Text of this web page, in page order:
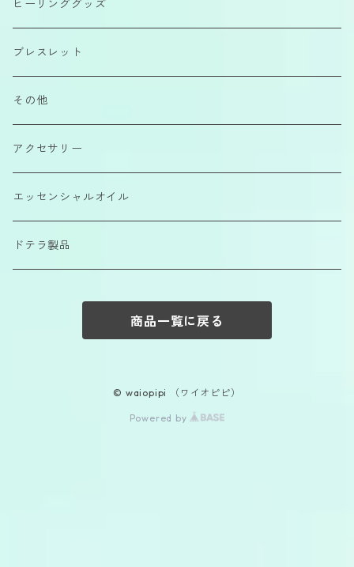
カボション
さざれ石
ポマンダー
クイントエッセンス
エアーコンディショナー
カラーエッセンス
ヒーリンググッズ
ブレスレット
その他
アクセサリー
エッセンシャルオイル
ドテラ製品
商品一覧に戻る
© waiopipi （ワイオピピ）
Powered by